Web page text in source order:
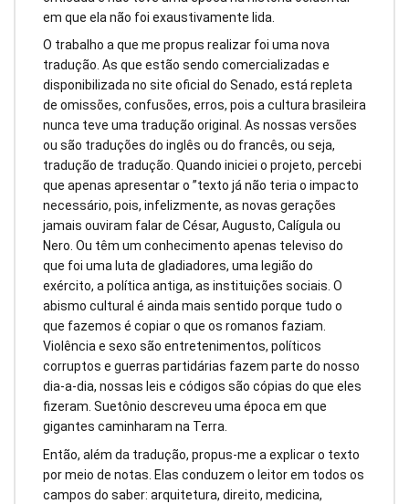
em que ela não foi exaustivamente lida.
O trabalho a que me propus realizar foi uma nova
tradução. As que estão sendo comercializadas e
disponibilizada no site oficial do Senado, está repleta
de omissões, confusões, erros, pois a cultura brasileira
nunca teve uma tradução original. As nossas versões
ou são traduções do inglês ou do francês, ou seja,
tradução de tradução. Quando iniciei o projeto, percebi
que apenas apresentar o ”texto já não teria o impacto
necessário, pois, infelizmente, as novas gerações
jamais ouviram falar de César, Augusto, Calígula ou
Nero. Ou têm um conhecimento apenas televiso do
que foi uma luta de gladiadores, uma legião do
exército, a política antiga, as instituições sociais. O
abismo cultural é ainda mais sentido porque tudo o
que fazemos é copiar o que os romanos faziam.
Violência e sexo são entretenimentos, políticos
corruptos e guerras partidárias fazem parte do nosso
dia-a-dia, nossas leis e códigos são cópias do que eles
fizeram. Suetônio descreveu uma época em que
gigantes caminharam na Terra.
Então, além da tradução, propus-me a explicar o texto
por meio de notas. Elas conduzem o leitor em todos os
campos do saber: arquitetura, direito, medicina,